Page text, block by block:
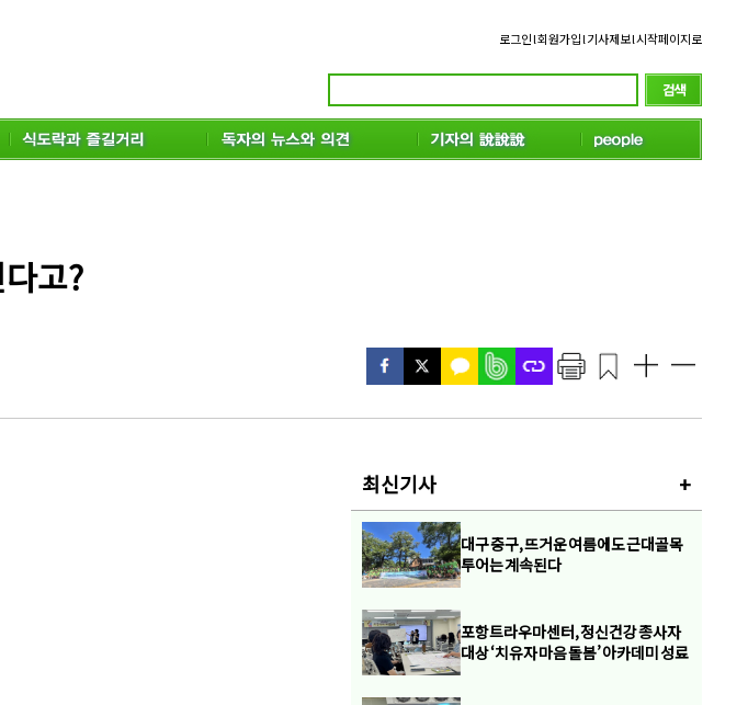
로그인l회원가입l기사제보l시작페이지로
고?
최신기사 +
대구 중구, 뜨거운 여름에도 근대골목
투어는 계속된다
포항트라우마센터, 정신건강 종사자
대상 ‘치유자 마음 돌봄’ 아카데미 성료